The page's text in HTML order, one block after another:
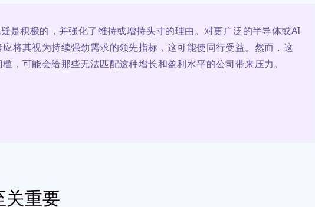
是积极的，并强化了维持或增持头寸的理由。对更广泛的半导体或AI
将其视为持续强劲需求的领先指标，这可能使同行受益。然而，这
，可能会给那些无法匹配这种增长和盈利水平的公司带来压力。
关重要